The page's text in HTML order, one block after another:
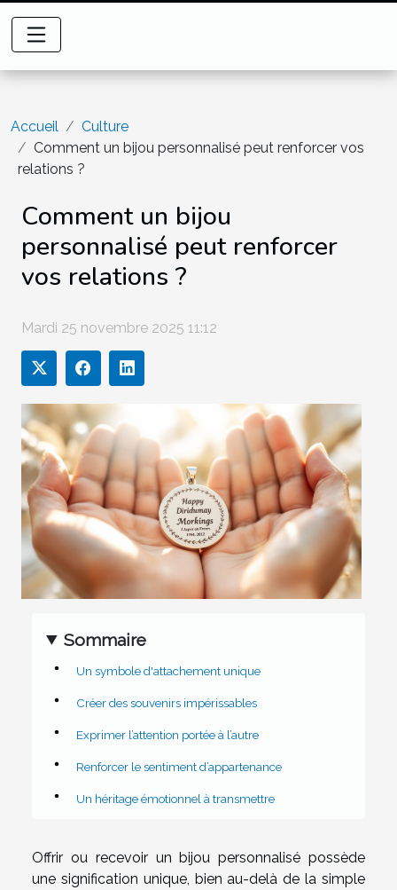
Accueil
Culture
Comment un bijou personnalisé peut renforcer vos
relations ?
Comment un bijou
personnalisé peut renforcer
vos relations ?
Mardi 25 novembre 2025 11:12
Sommaire
Un symbole d'attachement unique
Créer des souvenirs impérissables
Exprimer l’attention portée à l’autre
Renforcer le sentiment d’appartenance
Un héritage émotionnel à transmettre
Offrir ou recevoir un bijou personnalisé possède
une signification unique, bien au-delà de la simple